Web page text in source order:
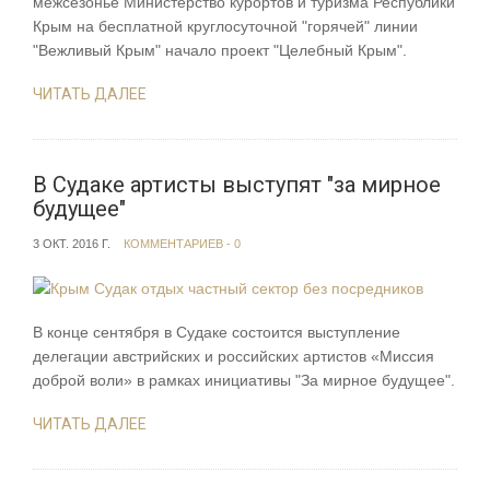
Крым на бесплатной круглосуточной "горячей" линии
"Вежливый Крым" начало проект "Целебный Крым".
ЧИТАТЬ ДАЛЕЕ
В Судаке артисты выступят "за мирное
будущее"
3 ОКТ. 2016 Г. КОММЕНТАРИЕВ - 0
В конце сентября в Судаке состоится выступление
делегации австрийских и российских артистов «Миссия
доброй воли» в рамках инициативы "За мирное будущее".
ЧИТАТЬ ДАЛЕЕ